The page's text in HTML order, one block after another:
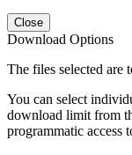
Close
Download Options
The files selected are
You can select
download limit from
programmatic access